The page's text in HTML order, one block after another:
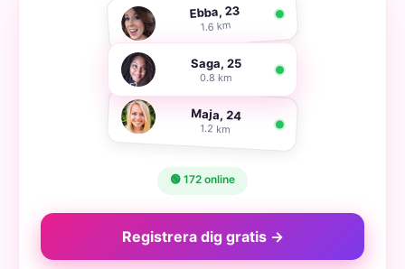
Ebba, 23
1.6 km
Saga, 25
0.8 km
Maja, 24
1.2 km
🟢 172 online
Registrera dig gratis →